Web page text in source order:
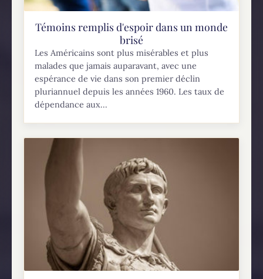
Témoins remplis d'espoir dans un monde
brisé
Les Américains sont plus misérables et plus
malades que jamais auparavant, avec une
espérance de vie dans son premier déclin
pluriannuel depuis les années 1960. Les taux de
dépendance aux...